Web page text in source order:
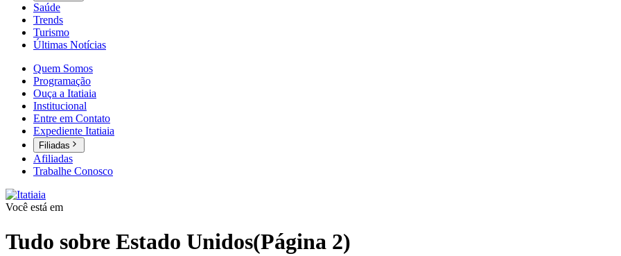
Saúde
Trends
Turismo
Últimas Notícias
Quem Somos
Programação
Ouça a Itatiaia
Institucional
Entre em Contato
Expediente Itatiaia
Filiadas
Afiliadas
Trabalhe Conosco
Você está em
Tudo sobre Estado Unidos(Página 2)